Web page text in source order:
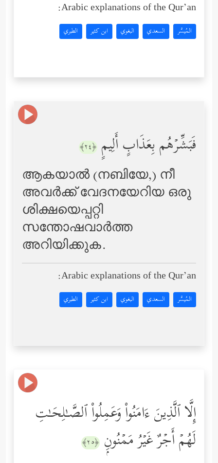
Arabic explanations of the Qur’an:
المُيسَّر السعدي البغوي ابن كثير الطبري
فَبَشِّرۡهُم بِعَذَابٍ أَلِیمٍ ﴿٢٤﴾
ആകയാല്‍ (നബിയേ,) നീ
അവര്‍ക്ക് വേദനയേറിയ ഒരു
ശിക്ഷയെപ്പറ്റി
സന്തോഷവാര്‍ത്ത
അറിയിക്കുക.
Arabic explanations of the Qur’an:
المُيسَّر السعدي البغوي ابن كثير الطبري
إِلَّا ٱلَّذِینَ ءَامَنُواْ وَعَمِلُواْ ٱلصَّـٰلِحَـٰتِ
لَهُمۡ أَجۡرٌ غَیۡرُ مَمۡنُونِۭ ﴿٢٥﴾